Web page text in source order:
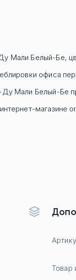
Мали Белый-Бе,
офиса
Ду Мали Белый-Бе
магазине
Товар